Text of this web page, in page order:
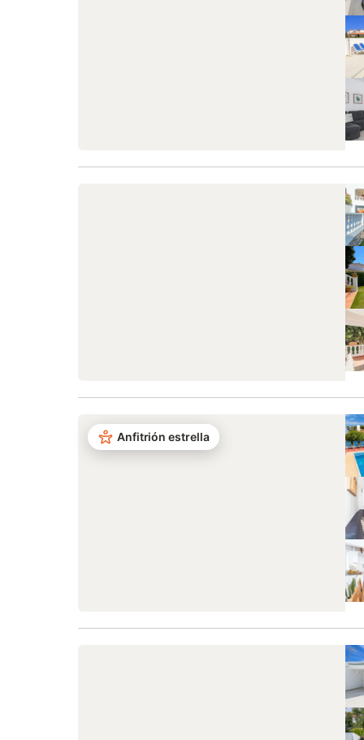
Anfitrión estrella